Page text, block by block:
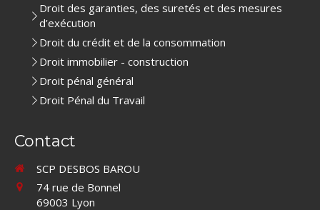
Droit des garanties, des suretés et des mesures
d’exécution
Droit du crédit et de la consommation
Droit immobilier - construction
Droit pénal général
Droit Pénal du Travail
Contact
SCP DESBOS BAROU
74 rue de Bonnel
69003 Lyon